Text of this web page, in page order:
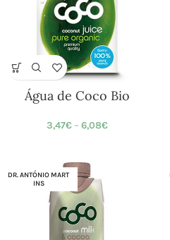
Água de Coco Bio
3,47€ – 6,08€
DR. ANTÓNIO MART
INS